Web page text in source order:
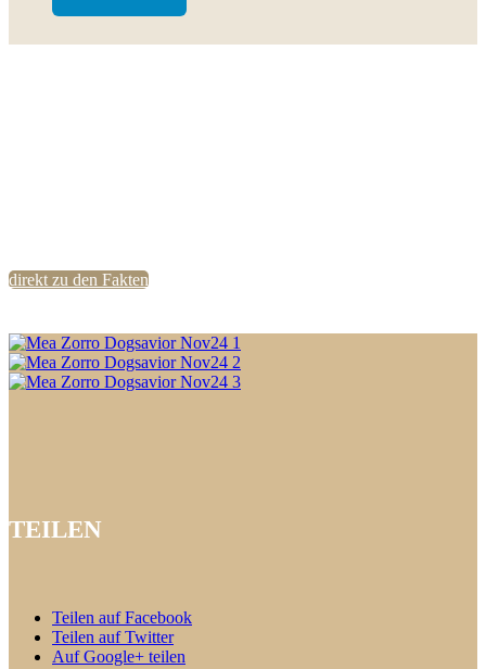
direkt zu den Fakten
TEILEN
Teilen auf Facebook
Teilen auf Twitter
Auf Google+ teilen